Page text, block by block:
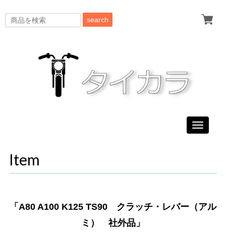
search
Toggle
Item
「A80 A100 K125 TS90 クラッチ・レバー（アル
ミ） 社外品」